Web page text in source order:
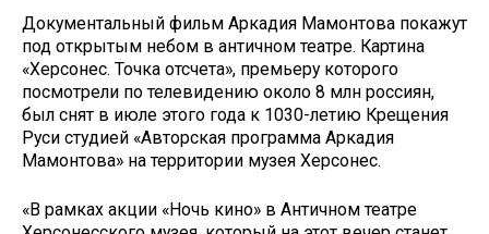
Документальный фильм Аркадия Мамонтова покажут
под открытым небом в античном театре. Картина
«Херсонес. Точка отсчета», премьеру которого
посмотрели по телевидению около 8 млн россиян,
был снят в июле этого года к 1030-летию Крещения
Руси студией «Авторская программа Аркадия
Мамонтова» на территории музея Херсонес.
«В рамках акции «Ночь кино» в Античном театре